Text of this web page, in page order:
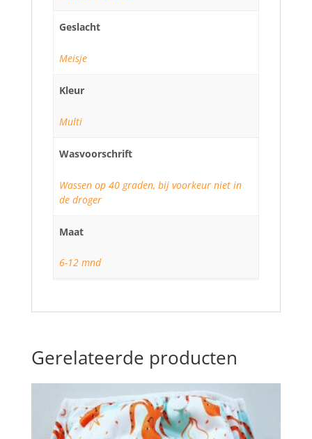
Geslacht
Meisje
Kleur
Multi
Wasvoorschrift
Wassen op 40 graden, bij voorkeur niet in
de droger
Maat
6-12 mnd
Gerelateerde producten